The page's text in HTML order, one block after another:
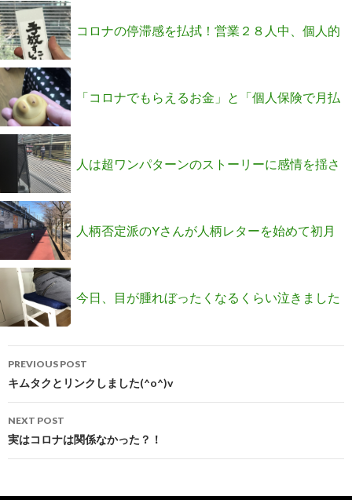
コロナの停滞感を払拭！営業２８人中、個人的
もチーム的も１位獲得の秘密とは？
「コロナでもらえるお金」と「個人保険で月払
い20万が売れる方法」
人は超ワンパターンのストーリーに感情を揺さ
ぶられる！
人柄否定派のYさんが人柄レターを始めて初月
で13件契約になった理由
今日、目が腫れぼったくなるくらい泣きました
Post
navigation
PREVIOUS POST
キムタクとリンクしました(^o^)v
NEXT POST
実はコロナは関係なかった？！